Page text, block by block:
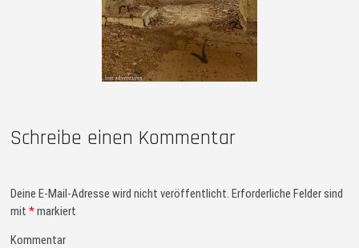
Schreibe einen Kommentar
Deine E-Mail-Adresse wird nicht veröffentlicht. Erforderliche Felder sind
mit*markiert
Kommentar